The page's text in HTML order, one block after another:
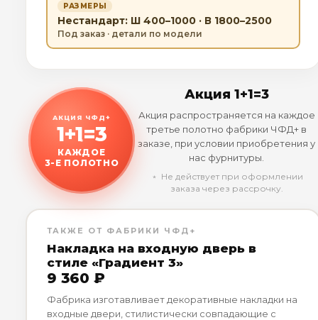
РАЗМЕРЫ
Нестандарт: Ш 400–1000 · В 1800–2500
Под заказ · детали по модели
АКЦИЯ ЧФД+
1+1=3
КАЖДОЕ
3-Е ПОЛОТНО
Акция 1+1=3
Акция распространяется на каждое
третье полотно фабрики ЧФД+ в
заказе, при условии приобретения у
нас фурнитуры.
﹡ Не действует при оформлении
заказа через рассрочку.
ТАКЖЕ ОТ ФАБРИКИ ЧФД+
Накладка на входную дверь в
стиле «Градиент 3»
9 360 ₽
Фабрика изготавливает декоративные накладки на
входные двери, стилистически совпадающие с